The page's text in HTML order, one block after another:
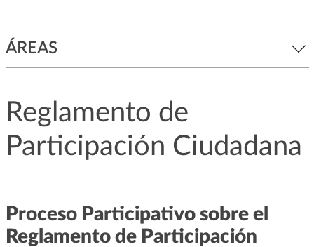
ÁREAS
Reglamento de
Participación Ciudadana
Proceso Participativo sobre el
Reglamento de Participación